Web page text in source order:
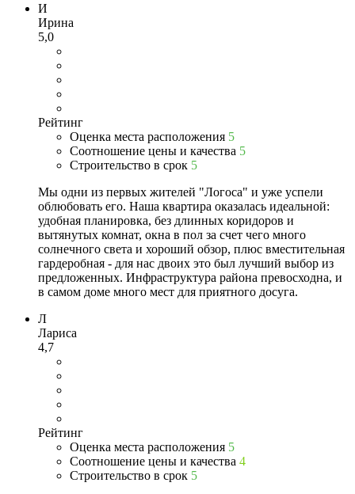
И
Ирина
5,0
Рейтинг
Оценка места расположения 5
Соотношение цены и качества 5
Строительство в срок 5
Мы одни из первых жителей "Логоса" и уже успели
облюбовать его. Наша квартира оказалась идеальной:
удобная планировка, без длинных коридоров и
вытянутых комнат, окна в пол за счет чего много
солнечного света и хороший обзор, плюс вместительная
гардеробная - для нас двоих это был лучший выбор из
предложенных. Инфраструктура района превосходна, и
в самом доме много мест для приятного досуга.
Л
Лариса
4,7
Рейтинг
Оценка места расположения 5
Соотношение цены и качества 4
Строительство в срок 5